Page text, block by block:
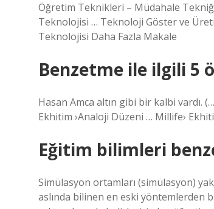
Öğretim Teknikleri – Müdahale
Teknolojisi … Teknoloji Göster ve
Teknolojisi Daha Fazla Makale
Benzetme ile ilgili 5
Hasan Amca altın gibi bir kalbi vardı.
Ekhitim ›Analoji Düzeni … Millife›
Eğitim bilimleri
Simülasyon ortamları (simülasyon)
aslında bilinen en eski yöntemlerden